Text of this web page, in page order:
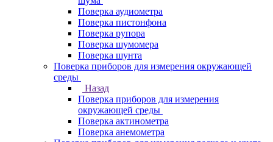
Поверка аудиометра
Поверка пистонфона
Поверка рупора
Поверка шумомера
Поверка шунта
Поверка приборов для измерения окружающей
среды
Назад
Поверка приборов для измерения
окружающей среды
Поверка актинометра
Поверка анемометра